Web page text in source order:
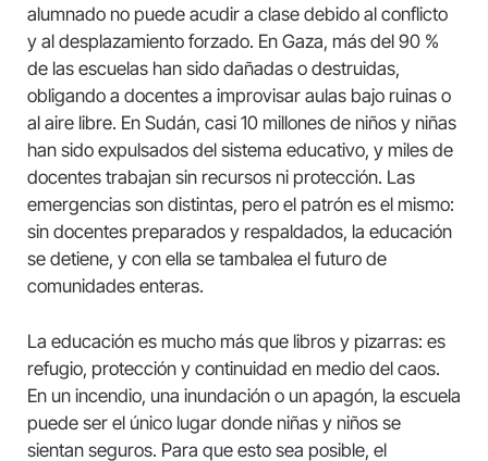
alumnado no puede acudir a clase debido al conflicto
y al desplazamiento forzado. En Gaza, más del 90 %
de las escuelas han sido dañadas o destruidas,
obligando a docentes a improvisar aulas bajo ruinas o
al aire libre. En Sudán, casi 10 millones de niños y niñas
han sido expulsados del sistema educativo, y miles de
docentes trabajan sin recursos ni protección. Las
emergencias son distintas, pero el patrón es el mismo:
sin docentes preparados y respaldados, la educación
se detiene, y con ella se tambalea el futuro de
comunidades enteras.
La educación es mucho más que libros y pizarras: es
refugio, protección y continuidad en medio del caos.
En un incendio, una inundación o un apagón, la escuela
puede ser el único lugar donde niñas y niños se
sientan seguros. Para que esto sea posible, el